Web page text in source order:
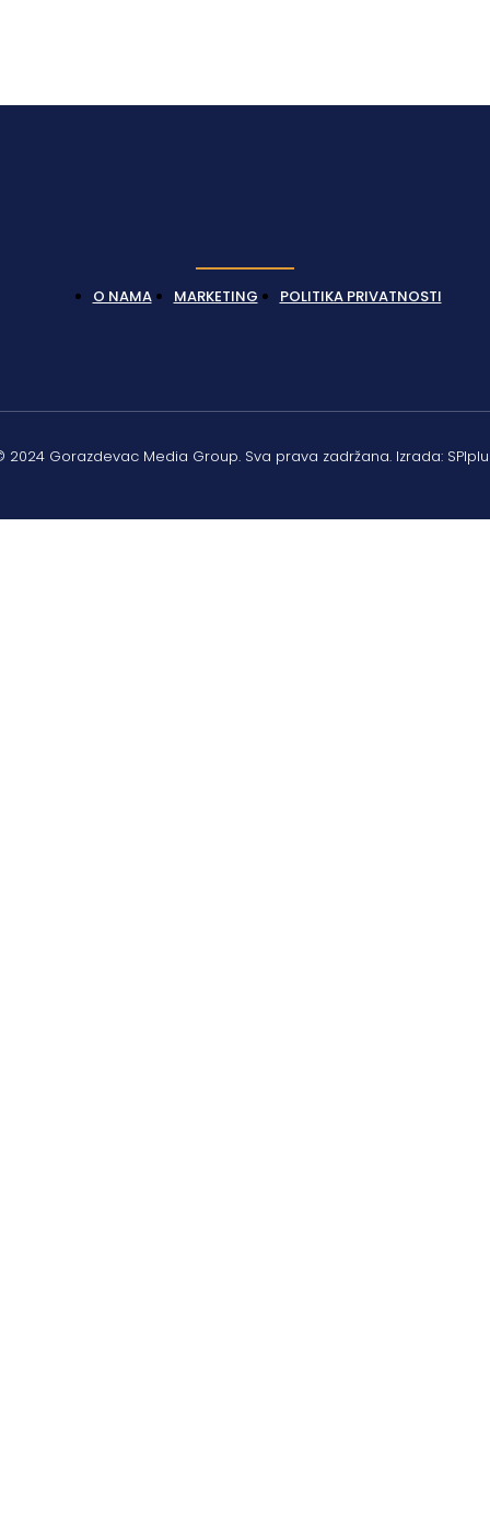
O NAMA MARKETING POLITIKA PRIVATNOSTI
2024 Gorazdevac Media Group. Sva prava zadržana. Izrada: